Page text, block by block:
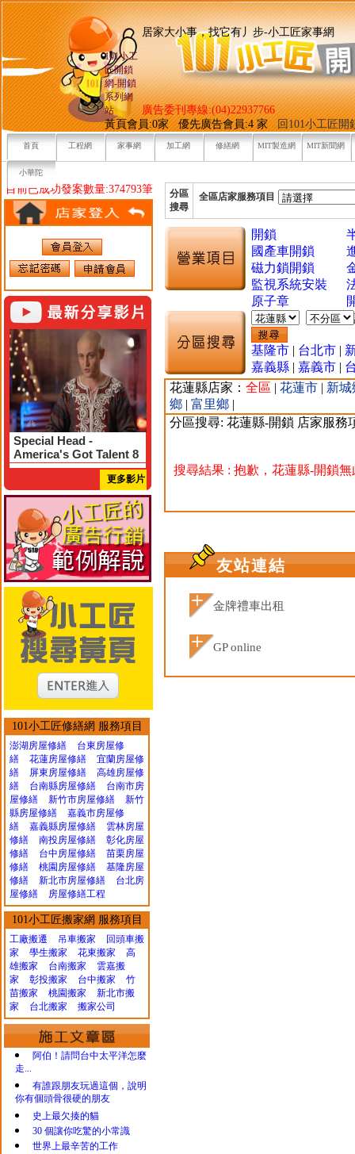
101小工
匠開鎖
網-開鎖
系列網
站
居家大小事，找它有丿步-小工
廣告委刊專線:(04)22937766
黃頁會員:0家 優先廣告會員:4 家回101小工匠開
首頁 工程網 家事網 加工網 修繕網 MIT製造網 MIT新聞網
小華陀
目前已成功發案數量:374793筆
Special Head -
America's Got Talent 8
更多影片
101小工匠修繕網 服務項目
澎湖房屋修繕
台東房屋修
繕
花蓮房屋修繕
宜蘭房屋修
繕
屏東房屋修繕
高雄房屋修
繕
台南縣房屋修繕
台南市房
屋修繕
新竹市房屋修繕
新竹
縣房屋修繕
嘉義市房屋修
繕
嘉義縣房屋修繕
雲林房屋
修繕
南投房屋修繕
彰化房屋
修繕
台中房屋修繕
苗栗房屋
修繕
桃園房屋修繕
基隆房屋
修繕
新北市房屋修繕
台北房
屋修繕
房屋修繕工程
101小工匠搬家網 服務項目
工廠搬遷 吊車搬家
回頭車搬
家
學生搬家 花東搬家
高
雄搬家
台南搬家
雲嘉搬
家
彰投搬家 台中搬家
竹
苗搬家
桃園搬家
新北市搬
家
台北搬家 搬家公司
阿伯！請問台中太平洋怎麼
走...
有誰跟朋友玩過這個，說明
你有個頭骨很硬的朋友
史上最欠揍的貓
30 個讓你吃驚的小常識
世界上最辛苦的工作
分區
搜尋
全區店家服務項目
開鎖
國產車開鎖
磁力鎖開鎖
監視系統安裝
原子章
基隆市 | 台北市 |
嘉義縣 | 嘉義市 |
花蓮縣店家： 全區 | 花蓮市 | 新
鄉 | 富里鄉 |
分區搜尋: 花蓮縣-開鎖 店家服務
搜尋結果 : 抱歉，花蓮縣-開鎖
友站連結
金牌禮車出租
GP online